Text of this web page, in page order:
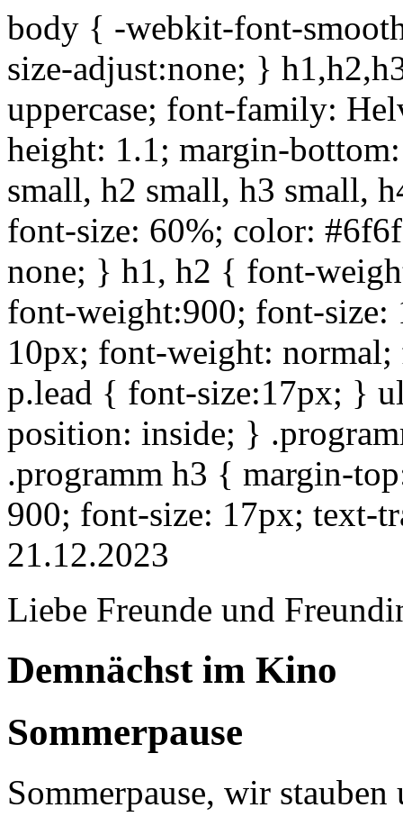
body { -webkit-font-
size-adjust:none; }
uppercase; font-family:
height: 1.1; margin-
small, h2 small, h3 small,
font-size: 60%; color:
none; } h1, h2 { font-
font-weight:900; font-
10px; font-weight:
p.lead { font-size:17px; }
position: inside; }
.programm h3 { margin-
900; font-size: 17px; text-
21.12.2023
Liebe Freunde und
Demnächst im Kino
Sommerpause
Sommerpause, wir